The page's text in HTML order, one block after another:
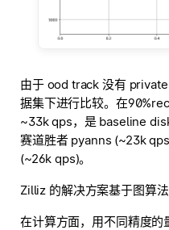
由于 ood track 没有
据集下进行比较。在
~33k qps，是 baseline
赛道胜者 pyanns (~23k
(~26k qps)。
Zilliz 的解决方案基于图算
在计算方面，用不同精度